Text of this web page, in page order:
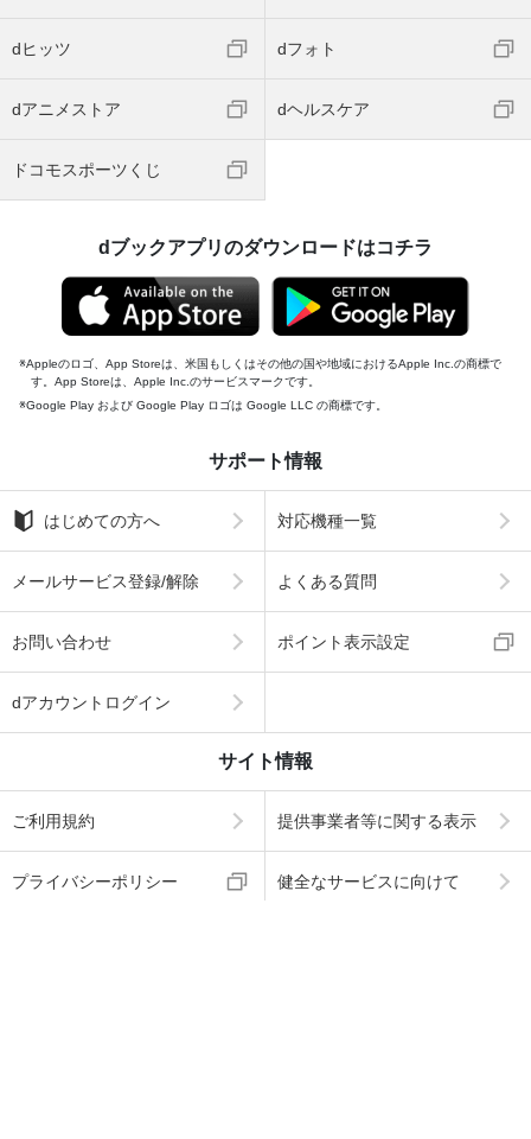
dヒッツ dフォト
dアニメストア dヘルスケア
ドコモスポーツくじ
dブックアプリのダウンロードはコチラ
Appleのロゴ、App Storeは、米国もしくはその他の国や地域におけるApple Inc.の商標で
す。App Storeは、Apple Inc.のサービスマークです。
Google Play および Google Play ロゴは Google LLC の商標です。
サポート情報
はじめての方へ 対応機種一覧
メールサービス登録/解除 よくある質問
お問い合わせ ポイント表示設定
dアカウントログイン
サイト情報
ご利用規約 提供事業者等に関する表示
プライバシーポリシー 健全なサービスに向けて